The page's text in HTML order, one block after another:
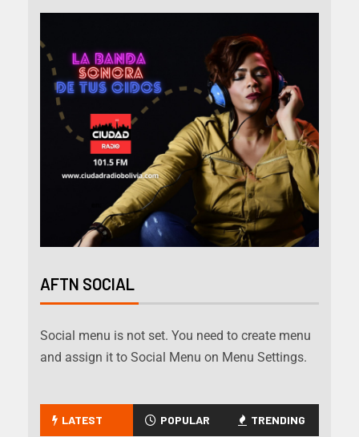
AFTN SOCIAL
Social menu is not set. You need to create menu
and assign it to Social Menu on Menu Settings.
LATEST POPULAR TRENDING